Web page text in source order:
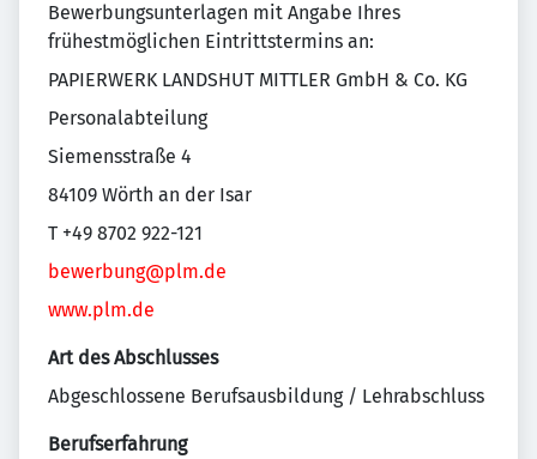
Bewerbungsunterlagen mit Angabe Ihres
frühestmöglichen Eintrittstermins an:
PAPIERWERK LANDSHUT MITTLER GmbH & Co. KG
Personalabteilung
Siemensstraße 4
84109 Wörth an der Isar
T +49 8702 922-121
bewerbung@plm.de
www.plm.de
Art des Abschlusses
Abgeschlossene Berufsausbildung / Lehrabschluss
Berufserfahrung